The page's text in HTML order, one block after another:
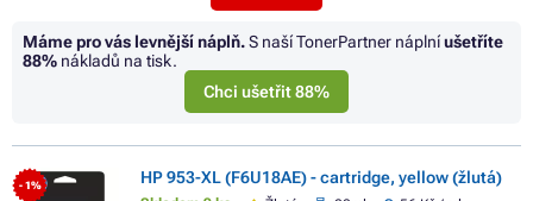
Máme pro vás levnější náplň.S naší TonerPartner náplníušetříte
88% nákladů na tisk.
Chci ušetřit 88%
- 1% HP 953-XL (F6U18AE) - cartridge, yellow (žlutá)